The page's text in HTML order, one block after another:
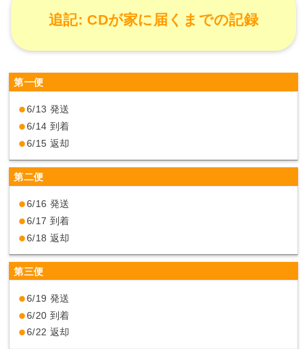
追記: CDが家に届くまでの記録
第一便
6/13 発送
6/14 到着
6/15 返却
第二便
6/16 発送
6/17 到着
6/18 返却
第三便
6/19 発送
6/20 到着
6/22 返却